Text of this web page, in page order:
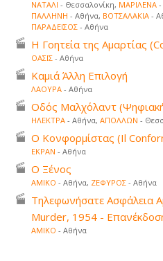
ΝΑΤΑΛΙ - Θεσσαλονίκη, ΜΑΡΙΛΕΝΑ
ΠΑΛΛΗΝΗ - Αθήνα, ΒΟΤΣΑΛΑΚΙΑ -
ΠΑΡΑΔΕΙΣΟΣ - Αθήνα
Η Γοητεία της Αμαρτίας
ΟΑΣΙΣ - Αθήνα
Καμιά Άλλη Επιλογή
ΛΑΟΥΡΑ - Αθήνα
Οδός Μαλχόλαντ
ΗΛΕΚΤΡΑ - Αθήνα, ΑΠΟΛΛΩΝ -
Ο Κονφορμίστας (Il
ΕΚΡΑΝ - Αθήνα
Ο Ξένος
ΑΜΙΚΟ - Αθήνα, ΖΕΦΥΡΟΣ - Αθήνα
Τηλεφωνήσατε Ασφάλεια
Murder, 1954 -
ΑΜΙΚΟ - Αθήνα